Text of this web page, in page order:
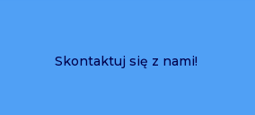
Skontaktuj się z nami!